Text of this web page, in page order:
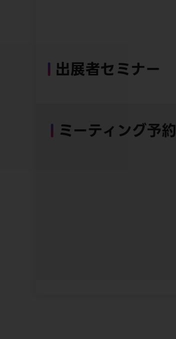
出展者セミナー
ミーティング予約